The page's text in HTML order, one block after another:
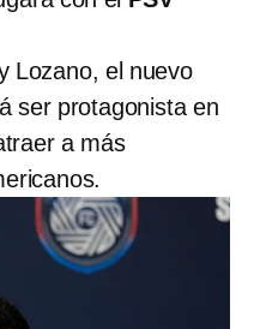
Lozano, el nuevo
ser protagonista en
a más